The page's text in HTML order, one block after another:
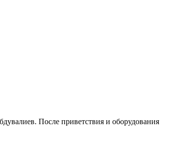
После приветствия и оборудования